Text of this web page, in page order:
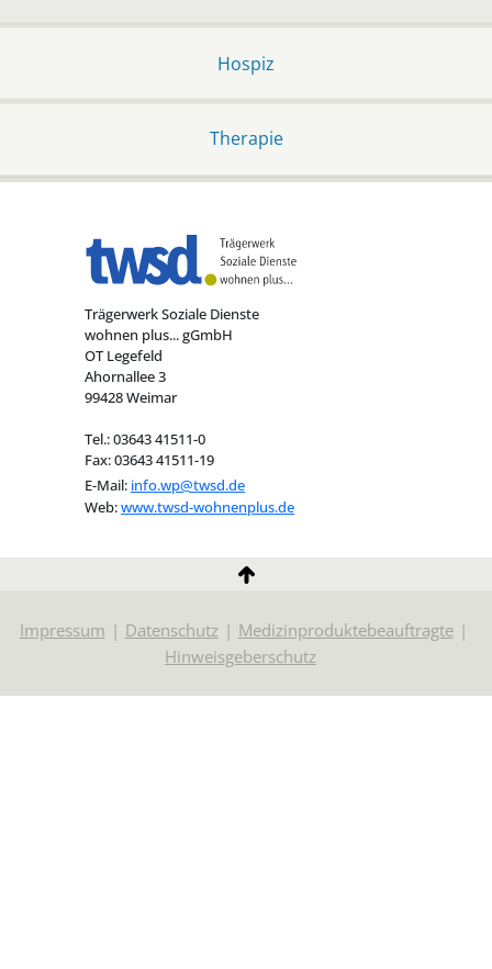
Hospiz
Therapie
Trägerwerk Soziale Dienste
wohnen plus... gGmbH
OT Legefeld
Ahornallee 3
99428 Weimar
Tel.: 03643 41511-0
Fax: 03643 41511-19
E-Mail: info.wp@twsd.de
Web:www.twsd-wohnenplus.de
Impressum Datenschutz
Medizinproduktebeauftragte
Hinweisgeberschutz